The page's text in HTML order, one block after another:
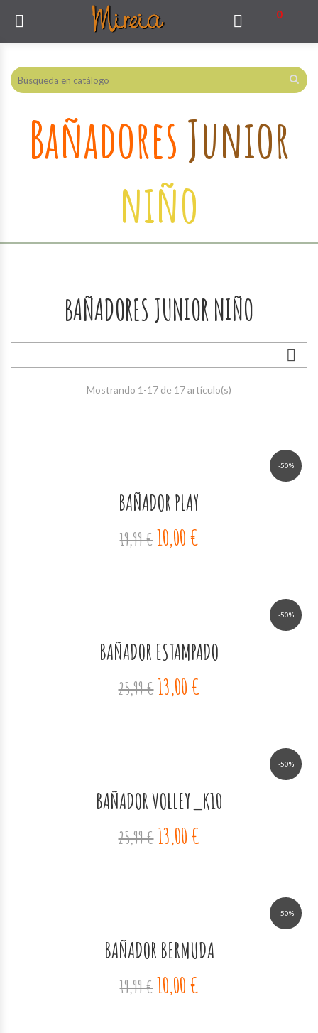
 0

BañadoresJunior
niño
BAÑADORES JUNIOR NIÑO

Mostrando 1-17 de 17 artículo(s)
-50%
BAÑADOR PLAY
19,99 €10,00 €
-50%
BAÑADOR ESTAMPADO
25,99 €13,00 €
-50%
BAÑADOR VOLLEY_K10
25,99 €13,00 €
-50%
BAÑADOR BERMUDA
19,99 €10,00 €